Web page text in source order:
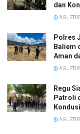
dan
Polres
Baliem
Aman
Regu
Patroli